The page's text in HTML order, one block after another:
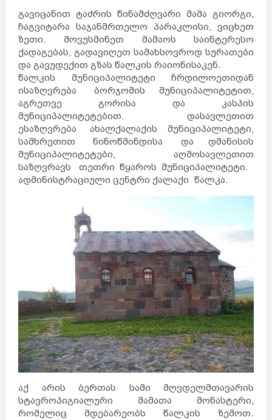
გავიცანით ტაძრის წინამძღვარი მამა გიორგი,
ჩაგვიტარა საჯანმრთელო პარაკლისი, ვიცხეთ
ზეთი. მოვუსმინეთ მამაოს საინტერესო
ქადაგებას, გადავიღეთ სამახსოვროდ სურათები
და გავუდექით გზას წალკის რაიონისაკენ.
წალკის მუნიციპალიტეტი ჩრდილოეთიდან
ისაზღვრება ბორჯომის მუნიციპალიტეტით,
აგრეთვე გორისა და კასპის
მუნიციპალიტეტებით. დასავლეთით
ესაზღვრება ახალქალაქის მუნიციპალიტეტი,
სამხრეთით ნინოწმინდისა და დმანისის
მუნიციპალიტეტები, აღმოსავლეთით
საზღვრავს თეთრი წყაროს მუნიციპალიტეტი.
ადმინისტრაციული ცენტრი ქალაქი წალკა.
აქ არის ბერთას სამი მღვდელმთავარის
სტავროპიგიალური მამათა მონასტერი,
რომელიც მდებარეობს წალკის ზემოთ.